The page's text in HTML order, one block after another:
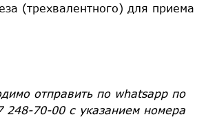
(трехвалентного) для приема
отправить по whatsapp по
248-70-00 с указанием номера